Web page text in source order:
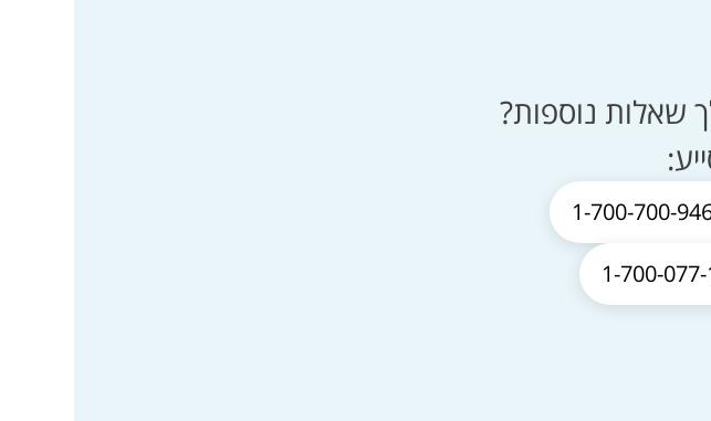
שאלות נוספות?
1-700-700-
1-700-